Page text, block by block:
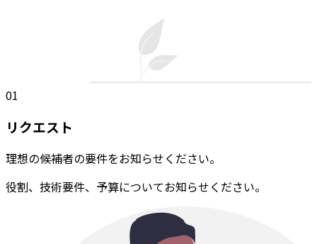
01
リクエスト
理想の候補者の要件をお知らせください。
役割、技術要件、予算についてお知らせください。